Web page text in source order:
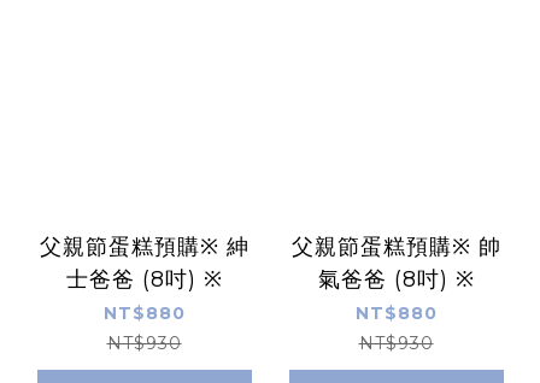
父親節蛋糕預購※ 紳
士爸爸 (8吋) ※
NT$880
NT$930
父親節蛋糕預購※ 帥
氣爸爸 (8吋) ※
NT$880
NT$930